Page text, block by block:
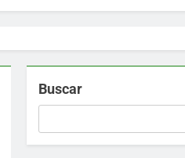
Buscar